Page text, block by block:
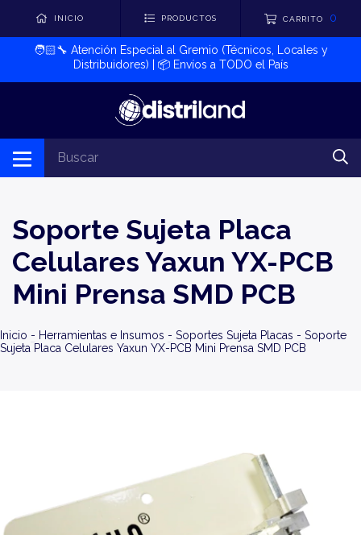
INICIO PRODUCTOS CARRITO 0
🧑🏻‍🔧​ Atención Especial al Gremio (Técnicos, Locales y
Distribuidores) | 📦​ Envíos a TODO el País
Soporte Sujeta Placa
Celulares Yaxun YX-PCB
Mini Prensa SMD PCB
Inicio - Herramientas e Insumos - Soportes Sujeta Placas - Soporte
Sujeta Placa Celulares Yaxun YX-PCB Mini Prensa SMD PCB